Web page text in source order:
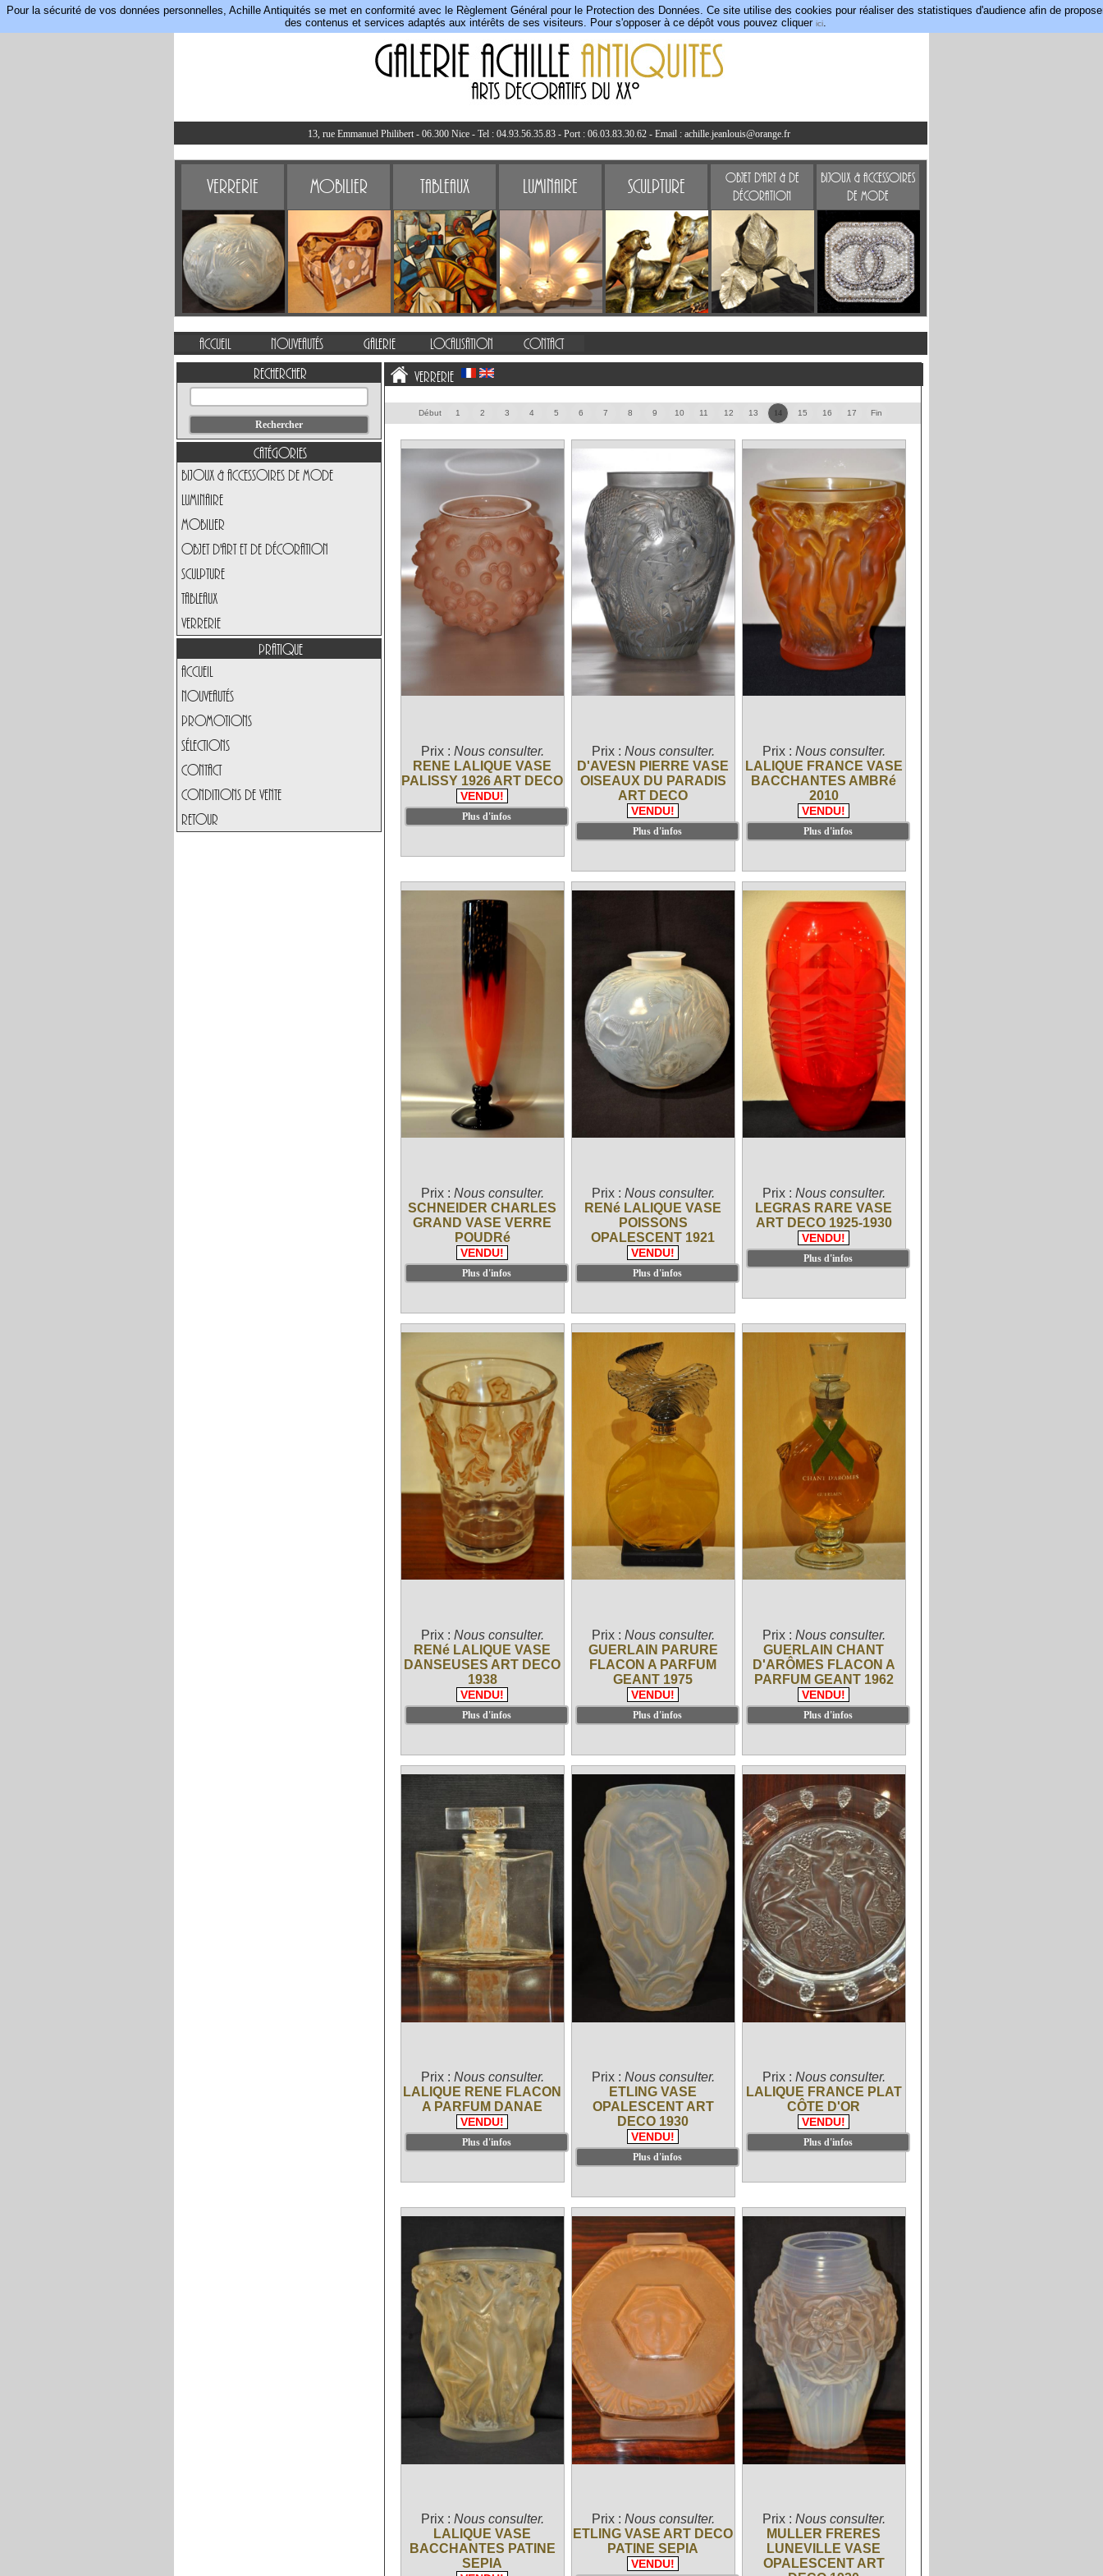
Pour la sécurité de vos données personnelles, Achille Antiquités se met en conformité avec le Règlement Général pour le Protection des Données. Ce site utilise des cookies pour réaliser des statistiques d'audience afin de
des contenus et services adaptés aux intérêts de ses visiteurs. Pour s'opposer à ce dépôt vous pouvez cliquer ici.
13, rue Emmanuel Philibert - 06.300 Nice - Tel : 04.93.56.35.83 - Port : 06.03.83.30.62 - Email : achille.jeanlouis@orange.fr
Verrerie Mobilier Tableaux Luminaire Sculpture
Objet d'art & de
Décoration
Bijoux & accessoires
de mode
Accueil Nouveautés Galerie Localisation
Contact
Rechercher
Catégories
Bijoux & Accessoires de Mode
Luminaire
Mobilier
Objet d'art et de Décoration
Sculpture
Tableaux
Verrerie
Pratique
Accueil
Nouveautés
Promotions
Sélections
Contact
Conditions de vente
Retour
Verrerie
Début 1 2 3 4 5 6 7 8 9 10 11 12 13 14 15 16 17 Fin
Prix : Nous consulter.
RENE LALIQUE VASE
PALISSY 1926 ART DECO
VENDU!
Prix : Nous consulter.
D'AVESN PIERRE VASE
OISEAUX DU PARADIS
ART DECO
VENDU!
Prix : Nous consulter.
LALIQUE FRANCE VASE
BACCHANTES AMBRé
2010
VENDU!
Prix : Nous consulter.
SCHNEIDER CHARLES
GRAND VASE VERRE
POUDRé
VENDU!
Prix : Nous consulter.
RENé LALIQUE VASE
POISSONS
OPALESCENT 1921
VENDU!
Prix : Nous consulter.
LEGRAS RARE VASE
ART DECO 1925-1930
VENDU!
Prix : Nous consulter.
RENé LALIQUE VASE
DANSEUSES ART DECO
1938
VENDU!
Prix : Nous consulter.
GUERLAIN PARURE
FLACON A PARFUM
GEANT 1975
VENDU!
Prix : Nous consulter.
GUERLAIN CHANT
D'ARÔMES FLACON A
PARFUM GEANT 1962
VENDU!
Prix : Nous consulter.
LALIQUE RENE FLACON
A PARFUM DANAE
VENDU!
Prix : Nous consulter.
ETLING VASE
OPALESCENT ART
DECO 1930
VENDU!
Prix : Nous consulter.
LALIQUE FRANCE PLAT
CÔTE D'OR
VENDU!
Prix : Nous consulter.
LALIQUE VASE
BACCHANTES PATINE
SEPIA
Prix : Nous consulter.
ETLING VASE ART DECO
PATINE SEPIA
VENDU!
Prix : Nous consulter.
MULLER FRERES
LUNEVILLE VASE
OPALESCENT ART